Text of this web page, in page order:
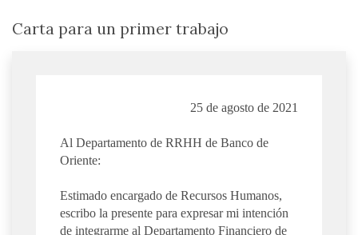
Carta para un primer trabajo
25 de agosto de 2021
Al Departamento de RRHH de Banco de
Oriente:
Estimado encargado de Recursos Humanos,
escribo la presente para expresar mi intención
de integrarme al Departamento Financiero de